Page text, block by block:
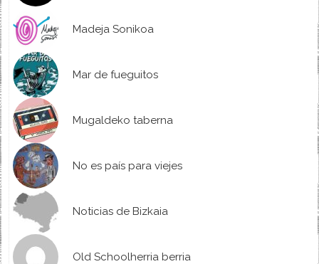
Madeja Sonikoa
Mar de fueguitos
Mugaldeko taberna
No es país para viejes
Noticias de Bizkaia
Old Schoolherria berria